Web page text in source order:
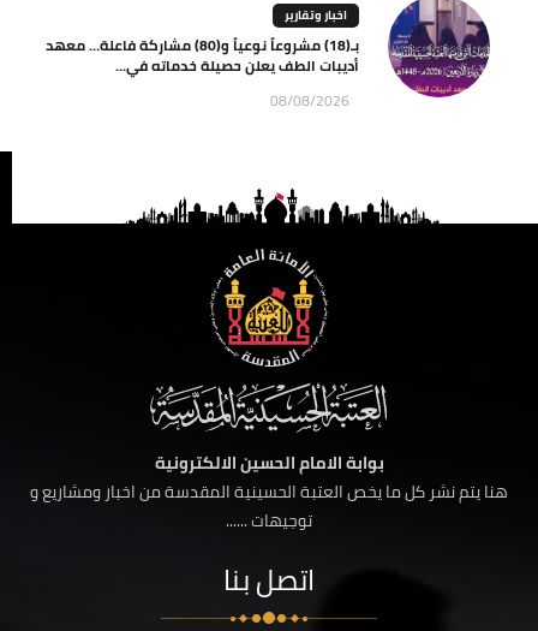
اخبار وتقارير
بـ(18) مشروعاً نوعياً و(80) مشاركة فاعلة… معهد
أديبات الطف يعلن حصيلة خدماته في...
08/08/2026
بوابة الامام الحسين الالكترونية
هنا يتم نشر كل ما يخص العتبة الحسينية المقدسة من اخبار ومشاريع و
توجيهات ......
اتصل بنا